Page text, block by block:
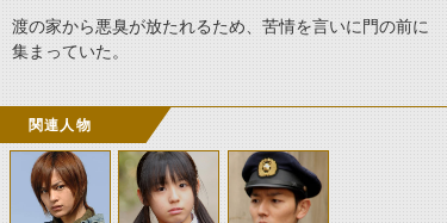
渡の家から悪臭が放たれるため、苦情を言いに門の前に
集まっていた。
関連人物